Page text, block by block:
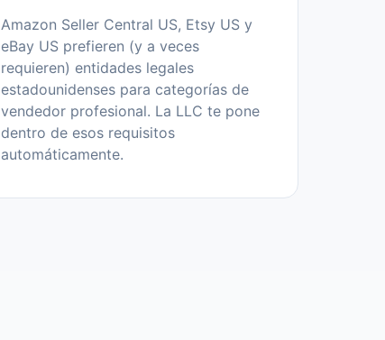
Amazon Seller Central US, Etsy US y
eBay US prefieren (y a veces
requieren) entidades legales
estadounidenses para categorías de
vendedor profesional. La LLC te pone
dentro de esos requisitos
automáticamente.